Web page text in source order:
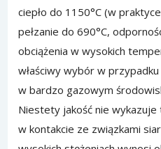
ciepło do 1150°C (w
pełzanie do 690°C,
obciążenia w wysokich
właściwy wybór w
w bardzo gazowym
Niestety jakość nie wykazuje
w kontakcie ze związkami